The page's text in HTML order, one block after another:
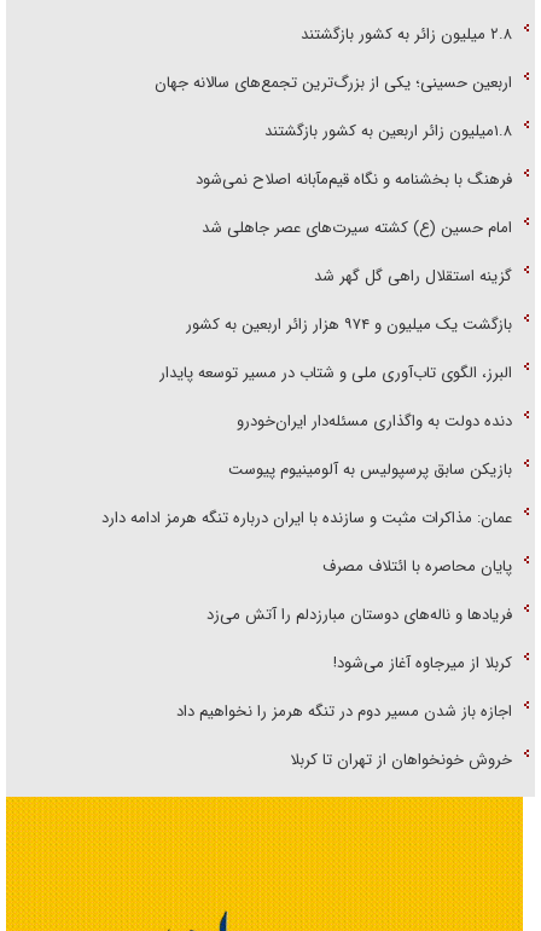
۲.۸ میلیون زائر به کشور بازگشتند
اربعین حسینی؛ یکی از بزرگ‌ترین تجمع‌های سالانه جهان
۱.۸میلیون زائر اربعین به کشور بازگشتند
فرهنگ با بخشنامه و نگاه قیم‌مآبانه اصلاح نمی‌شود
امام حسین (ع) کشته سیرت‌های عصر جاهلی شد
گزینه استقلال راهی گل گهر شد
بازگشت یک میلیون و ۹۷۴ هزار زائر اربعین به کشور
البرز، الگوی تاب‌آوری ملی و شتاب در مسیر توسعه پایدار
دنده دولت به واگذاری مسئله‌دار ایران‌خودرو
بازیکن سابق پرسپولیس به آلومینیوم پیوست
عمان: مذاکرات مثبت و سازنده با ایران درباره تنگه هرمز ادامه دارد
پایان محاصره با ائتلاف مصرف
فریاد‌ها و ناله‌های دوستان مبارزدلم را آتش می‌زد
کربلا از میرجاوه آغاز می‌شود!
اجازه باز شدن مسیر دوم در تنگه هرمز را نخواهیم داد
خروش خونخواهان از تهران تا کربلا